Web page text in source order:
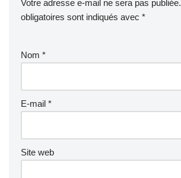
Votre adresse e-mail ne sera pas publiée.
obligatoires sont indiqués avec *
Nom *
E-mail *
Site web